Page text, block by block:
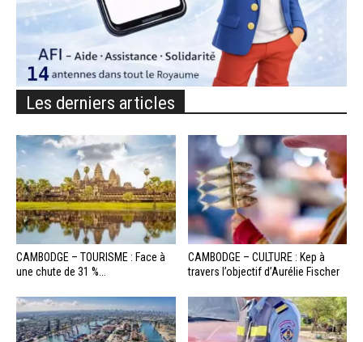
Les derniers articles
CAMBODGE – TOURISME : Face à
une chute de 31 %...
CAMBODGE – CULTURE : Kep à
travers l’objectif d’Aurélie Fischer